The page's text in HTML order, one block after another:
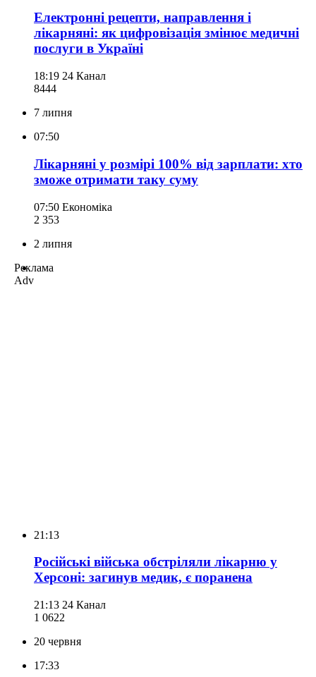
Електронні рецепти, направлення і
лікарняні: як цифровізація змінює медичні
послуги в Україні
18:19 24 Канал
8444
7 липня
07:50
Лікарняні у розмірі 100% від зарплати: хто
зможе отримати таку суму
07:50 Економіка
2 353
2 липня
Реклама
Adv
21:13
Російські війська обстріляли лікарню у
Херсоні: загинув медик, є поранена
21:13 24 Канал
1 0622
20 червня
17:33